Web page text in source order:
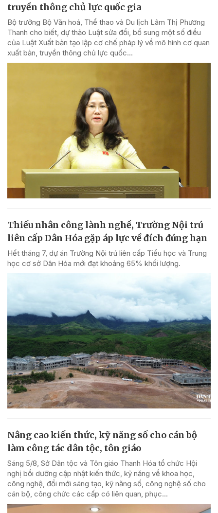
truyền thông chủ lực quốc gia
Bộ trưởng Bộ Văn hoá, Thể thao và Du lịch Lâm Thị Phương
Thanh cho biết, dự thảo Luật sửa đổi, bổ sung một số điều
của Luật Xuất bản tạo lập cơ chế pháp lý về mô hình cơ quan
xuất bản, truyền thông chủ lực quốc...
Thiếu nhân công lành nghề, Trường Nội trú
liên cấp Dân Hóa gặp áp lực về đích đúng hạn
Hết tháng 7, dự án Trường Nội trú liên cấp Tiểu học và Trung
học cơ sở Dân Hóa mới đạt khoảng 65% khối lượng.
Nâng cao kiến thức, kỹ năng số cho cán bộ
làm công tác dân tộc, tôn giáo
Sáng 5/8, Sở Dân tộc và Tôn giáo Thanh Hóa tổ chức Hội
nghị bồi dưỡng cập nhật kiến thức, kỹ năng về khoa học,
công nghệ, đổi mới sáng tạo, kỹ năng số, công nghệ số cho
cán bộ, công chức các cấp có liên quan, phục...